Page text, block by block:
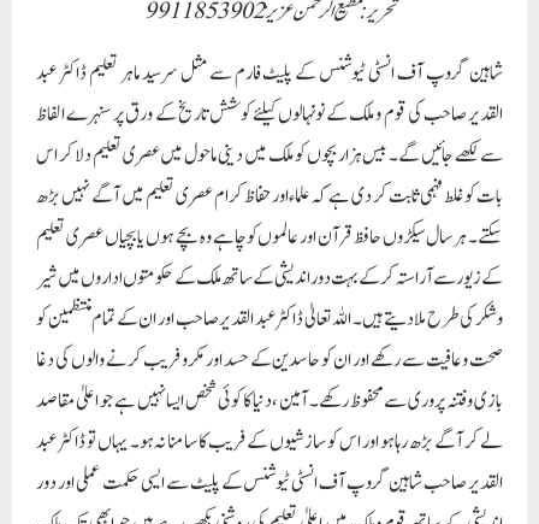
وشکر کی طرح ملا دیتے ہیں۔ اللہ تعالیٰ ڈاکٹر عبد القدیر صاحب اور ان کے تمام منتظمین کو
صحت وعافیت سے رکھے اور ان کو حاسدین کے حسد اور مکرو فریب کرنے والوں کی دغا
بازی وفتنہ پروری سے محفوظ رکھے۔ آمین ،دنیا کا کوئی شخص ایسا نہیں ہے جو اعلیٰ مقاصد
لے کر آگے بڑھ رہا ہو اور اس کو سازشیوں کے فریب کا سامنا نہ ہو۔ یہاں تو ڈاکٹر عبد
القدیر صاحب شاہین گروپ آف انسٹی ٹیوشنس کے پلیٹ سے ایسی حکمت عملی اور دور
اندیشی کے ساتھ قوم وملک میں اعلیٰ تعلیم کی روشنی بکھیر رہے ہیں جو ابھی تک ملک
بھارت اور دنیا میں دیکھنے اور سننے کو میسر نہیں آئی تھی۔ یہ مضمون لکھنے کا میرا مقصد ان
طلبا کو رہنمائی کرنا ہے جو اعلیٰ تعلیم کے لئے سوچ رہے ہیں۔ میری ان قوم کے غیور افراد
سے بھی التماس ہے کہ ملک میں بہنے والی اس تعلیمی ہوا کو رکنے سے بچائیں اور دامے ،
درمے، سخنے ، قدمے ، قلمے جس طرح سے بھی ممکن ہو شاہین گروپ آف انسٹی ٹیوشنس
اور ڈاکٹر عبد القدیر صاحب کا ہاتھ مضبوط کریں، کبھی فرد واحد جماعت نہیں بنتی۔ مل
جائیں کچھ افراد تو بات سنور جائے۔